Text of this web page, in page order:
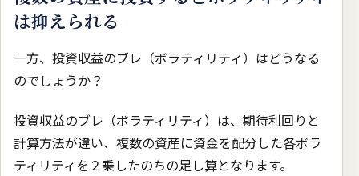
は抑えられる
一方、投資収益のブレ（ボラティリティ）はどうなる
のでしょうか？
投資収益のブレ（ボラティリティ）は、期待利回りと
計算方法が違い、複数の資産に資金を配分した各ボラ
ティリティを２乗したのちの足し算となります。